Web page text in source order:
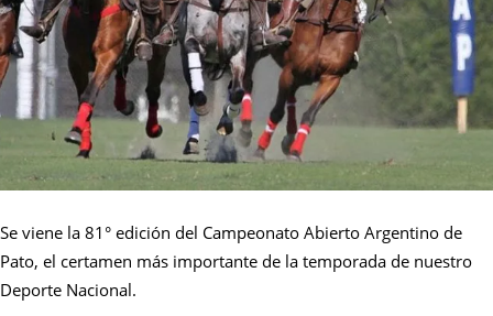
Se viene la 81° edición del Campeonato Abierto Argentino de
Pato, el certamen más importante de la temporada de nuestro
Deporte Nacional.